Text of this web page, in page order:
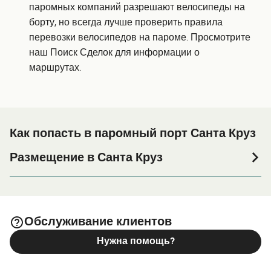
паромных компаний разрешают велосипеды на
борту, но всегда лучше проверить правила
перевозки велосипедов на пароме. Просмотрите
наш Поиск Сделок для информации о
маршрутах.
Как попасть в паромный порт Санта Круз
Размещение в Санта Круз
период поездки, пожалуйста, зайдите на нашу
страницуРазмещение в Санта Круз, где вы найдете
самый широкий выбор и самые выгодные цены.
Обслуживание клиентов
Нужна помощь?